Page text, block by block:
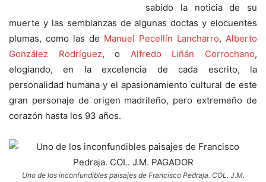
sabido la noticia de su
muerte y las semblanzas de algunas doctas y elocuentes
plumas, como las de Manuel Pecellín Lancharro, Alberto
González Rodríguez, o Alfredo Liñán Corrochano,
elogiando, en la excelencia de cada escrito, la
personalidad humana y el apasionamiento cultural de este
gran personaje de origen madrileño, pero extremeño de
corazón hasta los 93 años.
Uno de los inconfundibles paisajes de Francisco Pedraja. COL. J.M.